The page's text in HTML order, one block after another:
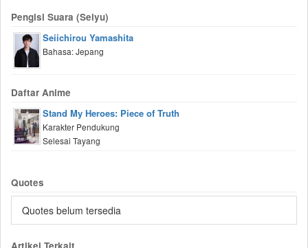
Pengisi Suara (Seiyu)
Seiichirou Yamashita
Bahasa: Jepang
Daftar Anime
Stand My Heroes: Piece of Truth
Karakter Pendukung
Selesai Tayang
Quotes
Quotes belum tersedia